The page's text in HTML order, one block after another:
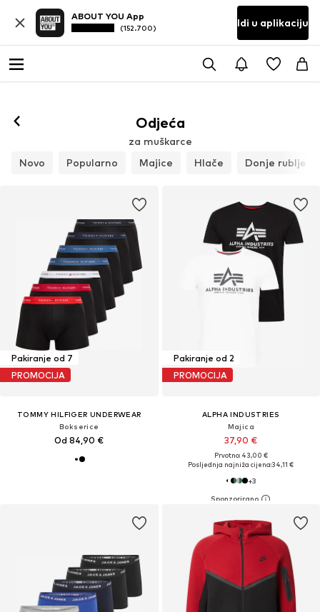
ABOUT YOU App
(152.700) Idi u aplikaciju
Odjeća
za muškarce
Novo
Popularno Majice Hlače Donje rublje
Pakiranje od 7
PROMOCIJA
TOMMY HILFIGER UNDERWEAR
Bokserice
Od 84,90 €
Pakiranje od 2
PROMOCIJA
ALPHA INDUSTRIES
Majica
37,90 €
Prvotno: 43,00 €
Posljednja najniža cijena:34,11 €
+3